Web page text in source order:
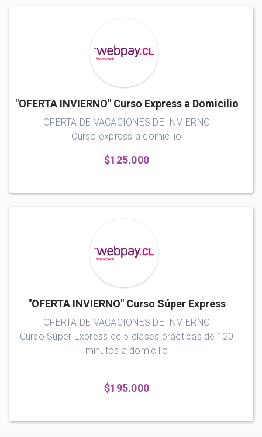
"OFERTA INVIERNO" Curso Express a Domicilio
OFERTA DE VACACIONES DE INVIERNO
Curso express a domicilio
$125.000
"OFERTA INVIERNO" Curso Súper Express
OFERTA DE VACACIONES DE INVIERNO
Curso Súper Express de 5 clases prácticas de 120
minutos a domicilio
$195.000